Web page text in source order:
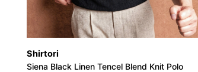
Shirtori
Siena Black Linen Tencel Blend Knit Polo